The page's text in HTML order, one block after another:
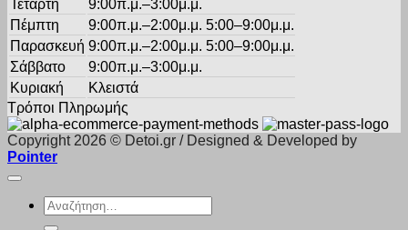
Τετάρτη
9:00π.μ.–3:00μ.μ.
Πέμπτη
9:00π.μ.–2:00μ.μ. 5:00–9:00μ.μ.
Παρασκευή 9:00π.μ.–2:00μ.μ. 5:00–9:00μ.μ.
Σάββατο
9:00π.μ.–3:00μ.μ.
Κυριακή
Κλειστά
Τρόποι Πληρωμής
Copyright 2026 © Detoi.gr / Designed & Developed by
Pointer
Αναζήτηση
για: